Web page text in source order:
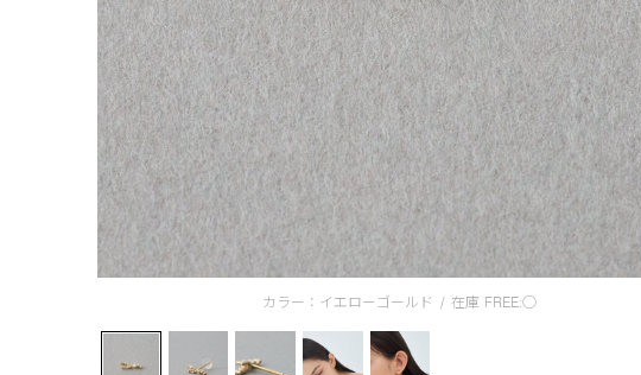
カラー：イエローゴールド / 在庫 FREE:◯